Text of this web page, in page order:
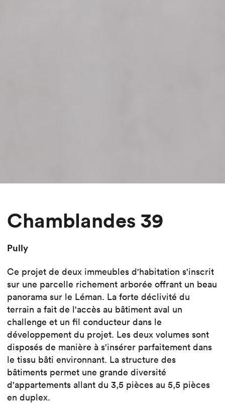
Chamblandes 39
Pully
Ce projet de deux immeubles d'habitation s'inscrit
sur une parcelle richement arborée offrant un beau
panorama sur le Léman. La forte déclivité du
terrain a fait de l'accès au bâtiment aval un
challenge et un fil conducteur dans le
développement du projet. Les deux volumes sont
disposés de manière à s'insérer parfaitement dans
le tissu bâti environnant. La structure des
bâtiments permet une grande diversité
d'appartements allant du 3,5 pièces au 5,5 pièces
en duplex.